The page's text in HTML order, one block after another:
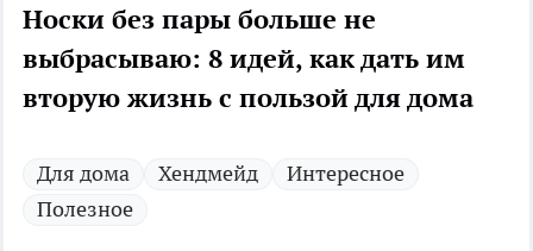
Носки без пары больше не
выбрасываю: 8 идей, как дать им
вторую жизнь с пользой для дома
Для дома Хендмейд
Интересное
Полезное